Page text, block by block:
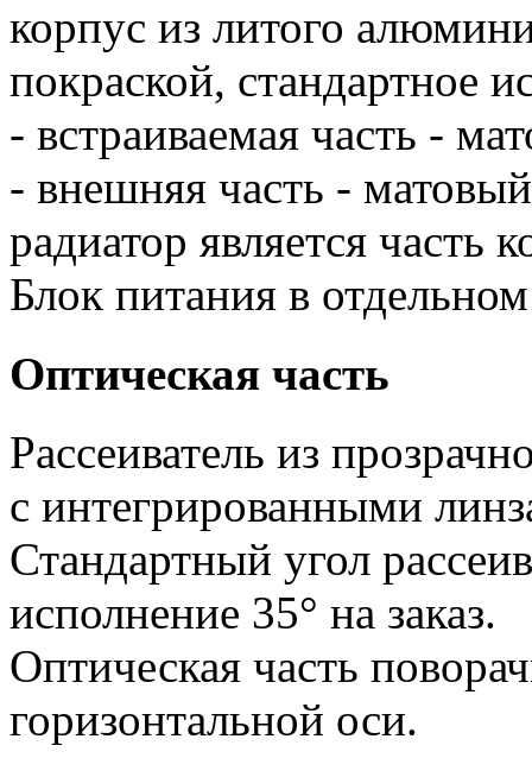
корпус из литого
покраской, стандартное
- встраиваемая часть -
- внешняя часть -
радиатор является часть
Блок питания в
Оптическая часть
Рассеиватель из
с интегрированными
Стандартный угол
исполнение 35° на заказ.
Оптическая часть
горизонтальной оси.